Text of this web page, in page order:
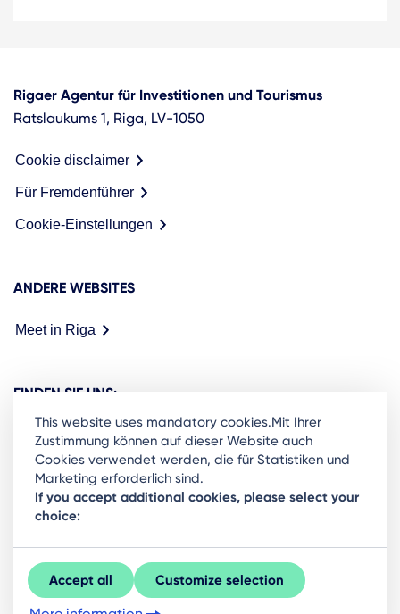
Rigaer Agentur für Investitionen und Tourismus
Ratslaukums 1, Riga, LV-1050
Cookie disclaimer
Für Fremdenführer
Cookie-Einstellungen
ANDERE WEBSITES
Meet in Riga
FINDEN SIE UNS:
Ready to stay in the loop on Rigas business
community? Subscribe to our newsletter.
Sign Up
This website uses mandatory cookies.Mit Ihrer
Zustimmung können auf dieser Website auch
Cookies verwendet werden, die für Statistiken und
Marketing erforderlich sind.
If you accept additional cookies, please select your
choice:
Accept all Customize selection